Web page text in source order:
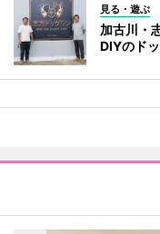
見る・遊ぶ
加古川・
DIYのド